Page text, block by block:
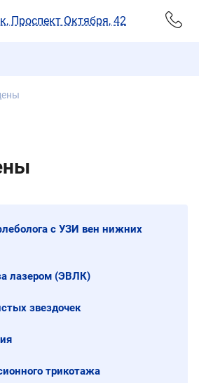
Проспект Октября, 42
с УЗИ вен нижних
лазером (ЭВЛК)
звездочек
трикотажа